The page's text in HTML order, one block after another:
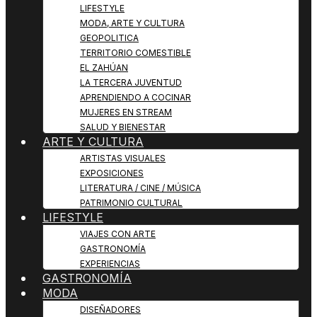
LIFESTYLE
MODA, ARTE Y CULTURA
GEOPOLITICA
TERRITORIO COMESTIBLE
EL ZAHÚAN
LA TERCERA JUVENTUD
APRENDIENDO A COCINAR
MUJERES EN STREAM
SALUD Y BIENESTAR
ARTE Y CULTURA
ARTISTAS VISUALES
EXPOSICIONES
LITERATURA / CINE / MÚSICA
PATRIMONIO CULTURAL
LIFESTYLE
VIAJES CON ARTE
GASTRONOMÍA
EXPERIENCIAS
GASTRONOMÍA
MODA
DISEÑADORES